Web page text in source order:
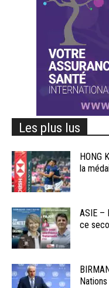
Les plus lus
HONG
la
ASIE –
ce